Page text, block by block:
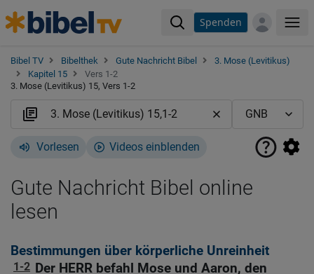
Spenden
Bibel TV Bibelthek Gute Nachricht Bibel
3. Mose (Levitikus)
Kapitel 15
Vers 1-2
3. Mose (Levitikus) 15, Vers 1-2
Vorlesen Videos einblenden
Gute Nachricht Bibel online
lesen
Bestimmungen über körperliche Unreinheit
1-2 Der HERR befahl Mose und Aaron, den